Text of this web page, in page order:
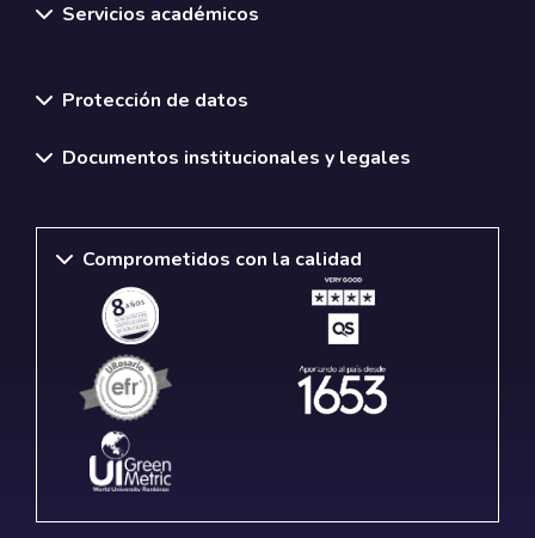
Servicios académicos
Protección de datos
Documentos institucionales y legales
Comprometidos con la calidad